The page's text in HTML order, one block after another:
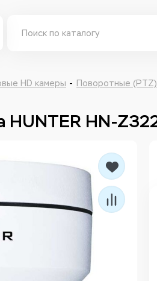
HD камеры Поворотные
HUNTER HN-